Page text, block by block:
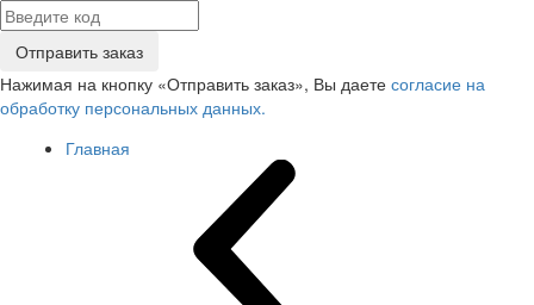
Отправить заказ
Нажимая на кнопку «Отправить заказ», Вы даете согласие на
обработку персональных данных.
Главная